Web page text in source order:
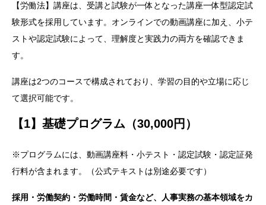
【労働法】講座は、受講と試験が一体となった講座一体型認定試
験形式を採用しています。オンラインでの動画講座に加え、小テ
ストや認定試験によって、理解度と実践力の両方を確認できま
す。
講座は2つのコースで構成されており、学習の目的や立場に応じ
て選択可能です。
【1】基礎プログラム（30,000円）
※プログラムには、動画講座料・小テスト・認定試験・認定証発
行料が含まれます。（公式テキストは別途必要です）
採用・労働契約・労働時間・賃金など、人事実務の基本領域をカ